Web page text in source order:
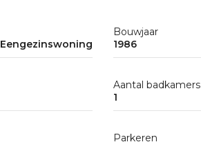
Eengezinswoning
Bouwjaar
1986
Aantal badkamers
1
Parkeren